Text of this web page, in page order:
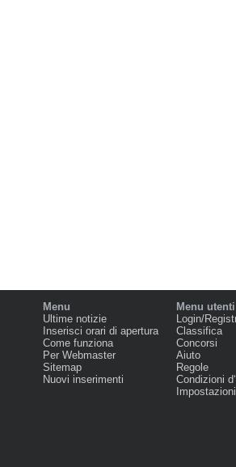
Menu
Ultime notizie
Inserisci orari di apertura
Come funziona
Per Webmaster
Sitemap
Nuovi inserimenti
Menu utenti
Login/
Classifica
Concorsi
Aiuto
Regole
Condizioni